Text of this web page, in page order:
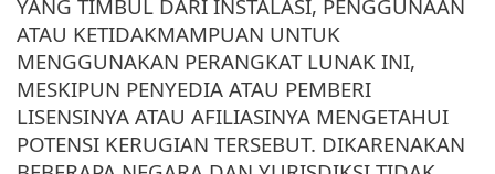
YANG TIMBUL DARI INSTALASI, PENGGUNAAN
ATAU KETIDAKMAMPUAN UNTUK
MENGGUNAKAN PERANGKAT LUNAK INI,
MESKIPUN PENYEDIA ATAU PEMBERI
LISENSINYA ATAU AFILIASINYA MENGETAHUI
POTENSI KERUGIAN TERSEBUT. DIKARENAKAN